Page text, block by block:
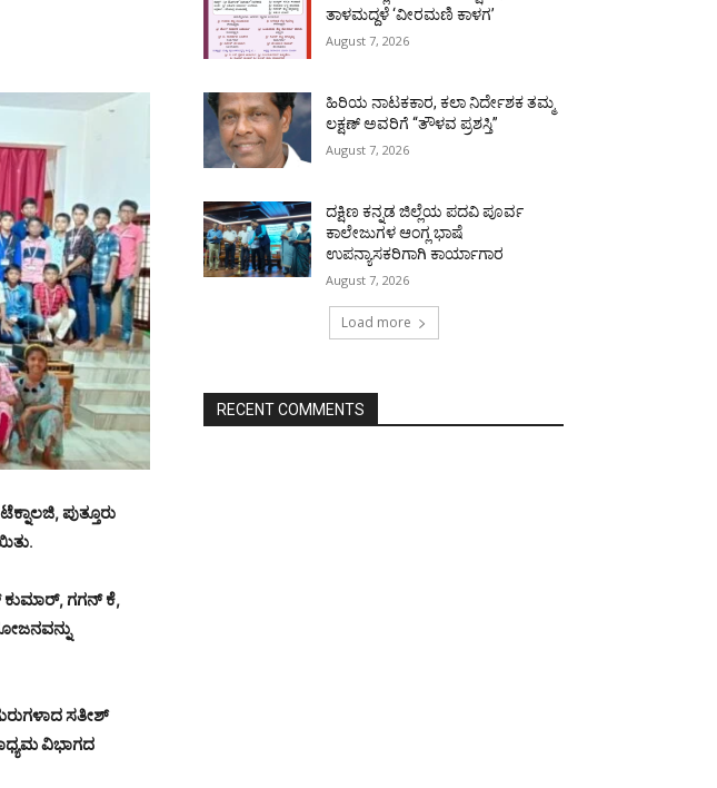
ಪುತ್ತೂರು
.
ಗಗನ್ ಕೆ,
ಸತೀಶ್
ವಿಭಾಗದ
ತಾಳಮದ್ದಳೆ ‘ವೀರಮಣಿ ಕಾಳಗ’
August 7, 2026
ಹಿರಿಯ ನಾಟಕಕಾರ, ಕಲಾ ನಿರ್ದೇಶಕ ತಮ್ಮ
ಲಕ್ಷಣ್ ಅವರಿಗೆ “ತೌಳವ ಪ್ರಶಸ್ತಿ”
August 7, 2026
ದಕ್ಷಿಣ ಕನ್ನಡ ಜಿಲ್ಲೆಯ ಪದವಿ ಪೂರ್ವ
ಕಾಲೇಜುಗಳ ಆಂಗ್ಲ ಭಾಷೆ
ಉಪನ್ಯಾಸಕರಿಗಾಗಿ ಕಾರ್ಯಾಗಾರ
August 7, 2026
Load more
RECENT COMMENTS